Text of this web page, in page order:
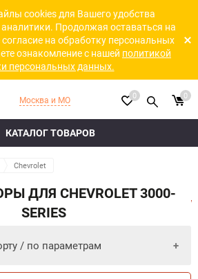
cookies для Вашего удобства
Продолжая оставаться на
на обработку персональных
ознакомление с нашей политикой
персональных данных.
КАТАЛОГ ТОВАРОВ
Москва и МО 0 0
Chevrolet
ДЛЯ CHEVROLET 3000-
SERIES
/ по параметрам